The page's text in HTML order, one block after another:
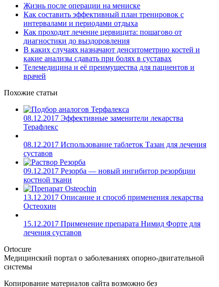
Жизнь после операции на мениске
Как составить эффективный план тренировок с
интервалами и периодами отдыха
Как проходит лечение цервицита: пошагово от
диагностики до выздоровления
В каких случаях назначают денситометрию костей и
какие анализы сдавать при болях в суставах
Телемедицина и её преимущества для пациентов и
врачей
Похожие статьи
08.12.2017 Эффективные заменители лекарства
Терафлекс
08.12.2017 Использование таблеток Тазан для лечения
суставов
09.12.2017 Резорба — новый ингибитор резорбции
костной ткани
13.12.2017 Описание и способ применения лекарства
Остеохин
15.12.2017 Применение препарата Нимид Форте для
лечения суставов
Ortocure
Медицинский портал о заболеваниях опорно-двигательной
системы
Копирование материалов сайта возможно без